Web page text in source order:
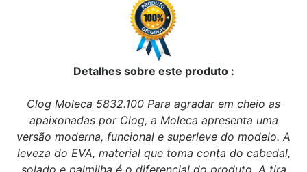
Detalhes sobre este produto :
Clog Moleca 5832.100 Para agradar em cheio as
apaixonadas por Clog, a Moleca apresenta uma
versão moderna, funcional e superleve do modelo. A
leveza do EVA, material que toma conta do cabedal,